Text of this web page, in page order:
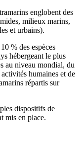
englobent des
milieux marins,
et urbains).
% des espèces
hébergeant le plus
au niveau mondial, du
humaines et de
répartis sur
dispositifs de
mis en place.